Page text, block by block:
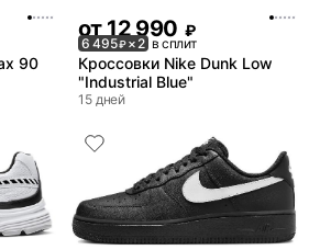
90
от12 990 ₽
6 495₽× 2 в сплит
Кроссовки Nike Dunk Low
"Industrial Blue"
15 дней